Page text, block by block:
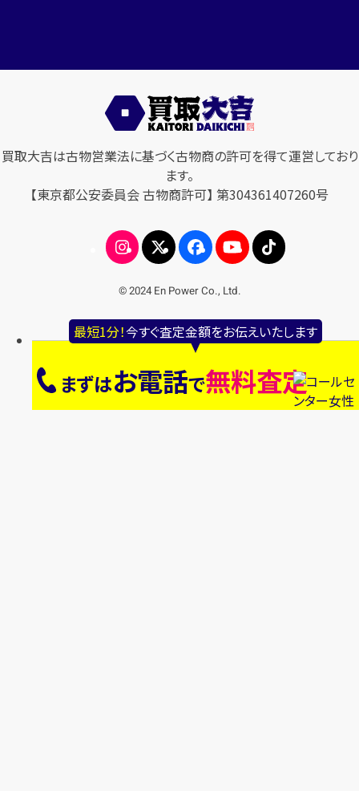
最短1分！今すぐ査定金額をお伝えいたします
まずはお電話で無料査定
買取大吉は古物営業法に基づく古物商の許可を得て運営しており
ます。
【東京都公安委員会 古物商許可】 第304361407260号
© 2024 En Power Co., Ltd.